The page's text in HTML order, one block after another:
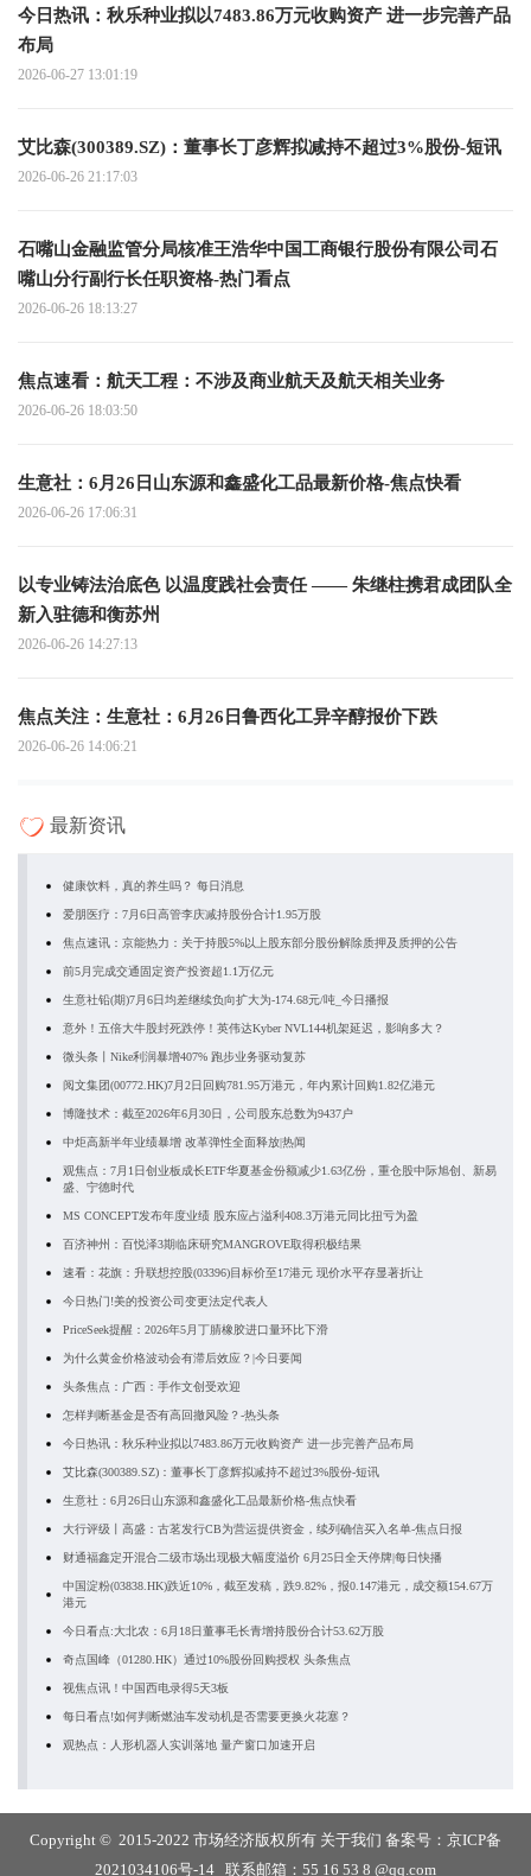
今日热讯：秋乐种业拟以7483.86万元收购资产 进一步完善产品
布局
2026-06-27 13:01:19
艾比森(300389.SZ)：董事长丁彦辉拟减持不超过3%股份-短讯
2026-06-26 21:17:03
石嘴山金融监管分局核准王浩华中国工商银行股份有限公司石
嘴山分行副行长任职资格-热门看点
2026-06-26 18:13:27
焦点速看：航天工程：不涉及商业航天及航天相关业务
2026-06-26 18:03:50
生意社：6月26日山东源和鑫盛化工品最新价格-焦点快看
2026-06-26 17:06:31
以专业铸法治底色 以温度践社会责任 —— 朱继柱携君成团队全
新入驻德和衡苏州
2026-06-26 14:27:13
焦点关注：生意社：6月26日鲁西化工异辛醇报价下跌
2026-06-26 14:06:21
最新资讯
健康饮料，真的养生吗？ 每日消息
爱朋医疗：7月6日高管李庆减持股份合计1.95万股
焦点速讯：京能热力：关于持股5%以上股东部分股份解除质押及质押的公告
前5月完成交通固定资产投资超1.1万亿元
生意社铅(期)7月6日均差继续负向扩大为-174.68元/吨_今日播报
意外！五倍大牛股封死跌停！英伟达Kyber NVL144机架延迟，影响多大？
微头条丨Nike利润暴增407% 跑步业务驱动复苏
阅文集团(00772.HK)7月2日回购781.95万港元，年内累计回购1.82亿港元
博隆技术：截至2026年6月30日，公司股东总数为9437户
中炬高新半年业绩暴增 改革弹性全面释放|热闻
观焦点：7月1日创业板成长ETF华夏基金份额减少1.63亿份，重仓股中际旭创、新易
盛、宁德时代
MS CONCEPT发布年度业绩 股东应占溢利408.3万港元同比扭亏为盈
百济神州：百悦泽3期临床研究MANGROVE取得积极结果
速看：花旗：升联想控股(03396)目标价至17港元 现价水平存显著折让
今日热门!美的投资公司变更法定代表人
PriceSeek提醒：2026年5月丁腈橡胶进口量环比下滑
为什么黄金价格波动会有滞后效应？|今日要闻
头条焦点：广西：手作文创受欢迎
怎样判断基金是否有高回撤风险？-热头条
今日热讯：秋乐种业拟以7483.86万元收购资产 进一步完善产品布局
艾比森(300389.SZ)：董事长丁彦辉拟减持不超过3%股份-短讯
生意社：6月26日山东源和鑫盛化工品最新价格-焦点快看
大行评级丨高盛：古茗发行CB为营运提供资金，续列确信买入名单-焦点日报
财通福鑫定开混合二级市场出现极大幅度溢价 6月25日全天停牌|每日快播
中国淀粉(03838.HK)跌近10%，截至发稿，跌9.82%，报0.147港元，成交额154.67万
港元
今日看点:大北农：6月18日董事毛长青增持股份合计53.62万股
奇点国峰（01280.HK）通过10%股份回购授权 头条焦点
视焦点讯！中国西电录得5天3板
每日看点!如何判断燃油车发动机是否需要更换火花塞？
观热点：人形机器人实训落地 量产窗口加速开启
Copyright © 2015-2022 市场经济版权所有 关于我们 备案号： 京ICP备
2021034106号-14 联系邮箱：55 16 53 8 @qq.com